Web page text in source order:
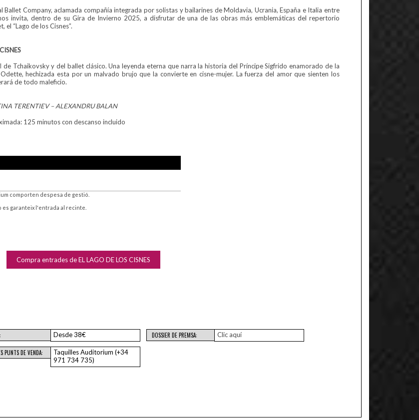
Ballet Company, aclamada compañía integrada por solistas y bailarines de Moldavia, Ucrania, España e Italia entre
invita, dentro de su Gira de Invierno 2025, a disfrutar de una de las obras más emblemáticas del repertorio
el “Lago de los Cisnes”.
de Tchaikovsky y del ballet clásico. Una leyenda eterna que narra la historia del Príncipe Sigfrido enamorado de la
hechizada esta por un malvado brujo que la convierte en cisne-mujer. La fuerza del amor que sienten los
de todo maleficio.
TERENTIEV – ALEXANDRU BALAN
125 minutos con descanso incluido
comporten despesa de gestió.
garanteix l'entrada al recinte.
Compra entrades de EL LAGO DE LOS CISNES
Desde 38€
PUNTS DE VENDA:
Taquilles Auditorium (+34
971 734 735)
DOSSIER DE PREMSA: Clic aquí